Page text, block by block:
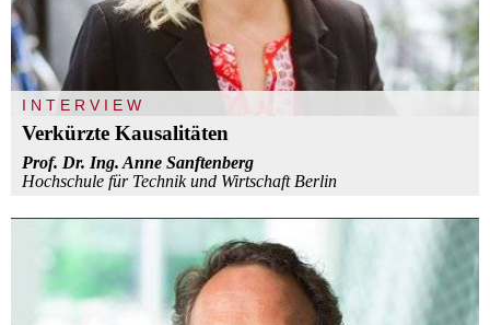
INTERVIEW
Verkürzte Kausalitäten
Prof. Dr. Ing. Anne Sanftenberg
Hochschule für Technik und Wirtschaft Berlin